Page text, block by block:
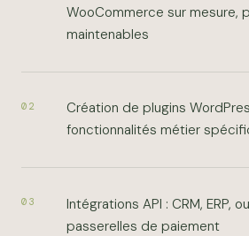
WooCommerce sur mesure,
maintenables
02
Création de plugins
fonctionnalités métier
03
Intégrations API : CRM, ERP,
passerelles de paiement